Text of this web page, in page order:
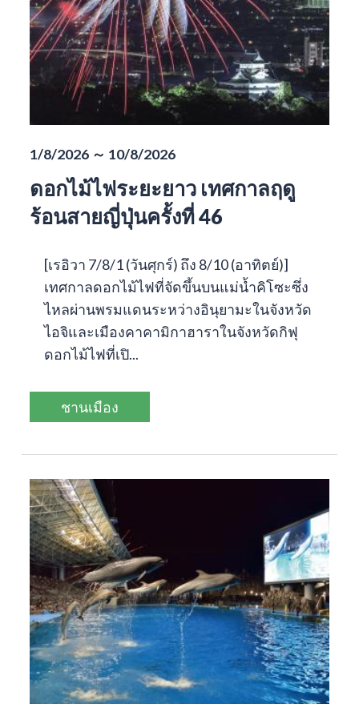
1/8/2026 ～ 10/8/2026
ดอกไม้ไฟระยะยาว เทศกาลฤดู
ร้อนสายญี่ปุ่นครั้งที่ 46
[เรอิวา 7/8/1 (วันศุกร์) ถึง 8/10 (อาทิตย์)]
เทศกาลดอกไม้ไฟที่จัดขึ้นบนแม่น้ำคิโซะซึ่ง
ไหลผ่านพรมแดนระหว่างอินุยามะในจังหวัด
ไอจิและเมืองคาคามิกาฮาราในจังหวัดกิฟุ
ดอกไม้ไฟที่เปิ...
ชานเมือง